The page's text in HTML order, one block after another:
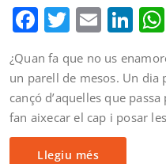
Facebook
Twitter
Email
¿Quan fa que no us
un parell de mesos. Un dia
cançó d’aquelles que
fan aixecar el cap i posar
Llegiu més